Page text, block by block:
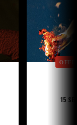
15